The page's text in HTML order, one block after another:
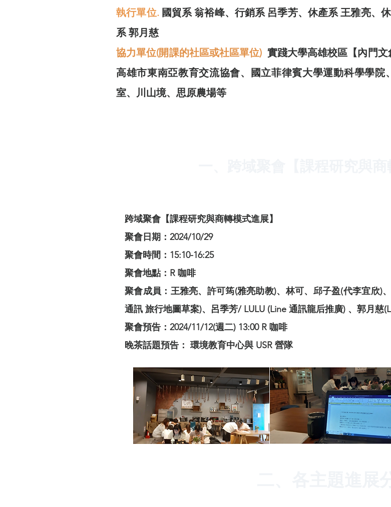
​執行單位. 國貿系 翁裕峰、行銷系 呂季芳、休產系 王雅亮、
系 郭月慈
協力單位(開課的社區或社區單位) 實踐大學高雄校區【內門文
高雄市東南亞教育交流協會、國立菲律賓大學運動科學學院
室、川山境、思原農場等
跨域聚會【課程研究與商轉模式進展】
聚會日期：2024/10/29
聚會時間：15:10-16:25
聚會地點：R 咖啡
聚會成員： 王雅亮、許可筠(雅亮助教)、林可、邱子盈(代李宜欣)
通訊 旅行地圖草案)、呂季芳/ LULU (Line 通訊龍后推廣) 、郭月慈
聚會預告：2024/11/12(週二) 13:00 R 咖啡
晚茶話題預告： 環境教育中心與 USR 營隊